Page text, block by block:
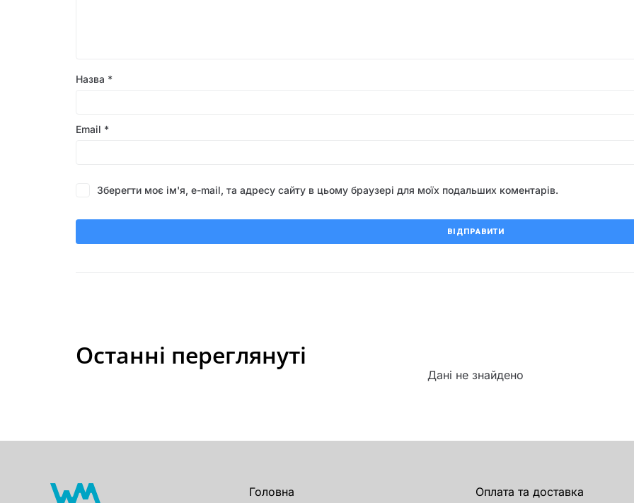
Назва *
Email *
Зберегти моє ім'я, e-mail, та адресу сайту в цьому браузері для моїх подальших коментарів.
Останні переглянуті
Дані не знайдено
Головна Оплата та доставка